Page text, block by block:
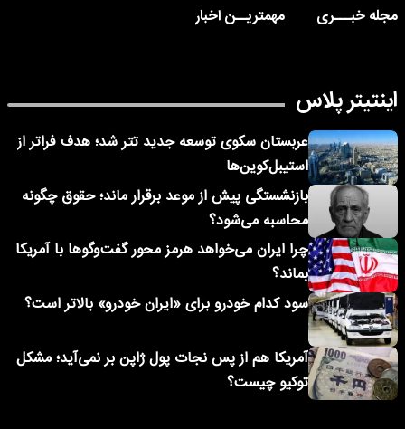
مجله خبـــری
مهمتریــن اخبار
اینتیتر پلاس
عربستان سکوی توسعه جدید تتر شد؛ هدف فراتر از
استیبل‌کوین‌ها
بازنشستگی پیش از موعد برقرار ماند؛ حقوق چگونه
محاسبه می‌شود؟
چرا ایران می‌خواهد هرمز محور گفت‌وگوها با آمریکا
بماند؟
سود کدام خودرو برای «ایران خودرو» بالاتر است؟
آمریکا هم از پس نجات پول ژاپن بر نمی‌آید؛ مشکل
توکیو چیست؟